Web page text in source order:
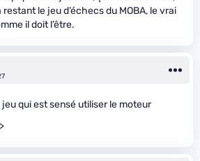
le jeu d’échecs du MOBA, le vrai
il doit l’être.
jeu qui est sensé utiliser le moteur